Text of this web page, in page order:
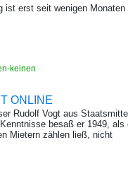
ist erst seit wenigen
keinen
ONLINE
Rudolf Vogt aus
besaß er 1949,
Mietern zählen ließ, nicht